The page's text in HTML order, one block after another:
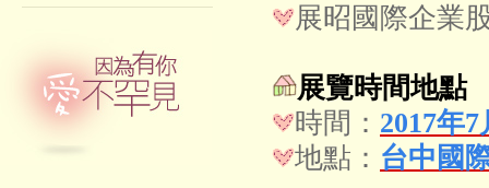
展昭國際企業
展覽時間地點
時間： 2017年
地點： 台中國